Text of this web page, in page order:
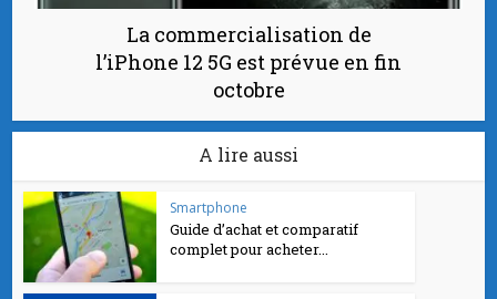
La commercialisation de
l’iPhone 12 5G est prévue en fin
octobre
A lire aussi
Smartphone
Guide d’achat et comparatif
complet pour acheter...